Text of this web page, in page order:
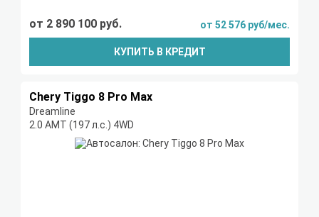
от 2 890 100 руб. от 52 576 руб/мес.
КУПИТЬ В КРЕДИТ
Chery Tiggo 8 Pro Max
Dreamline
2.0 AMT (197 л.с.) 4WD